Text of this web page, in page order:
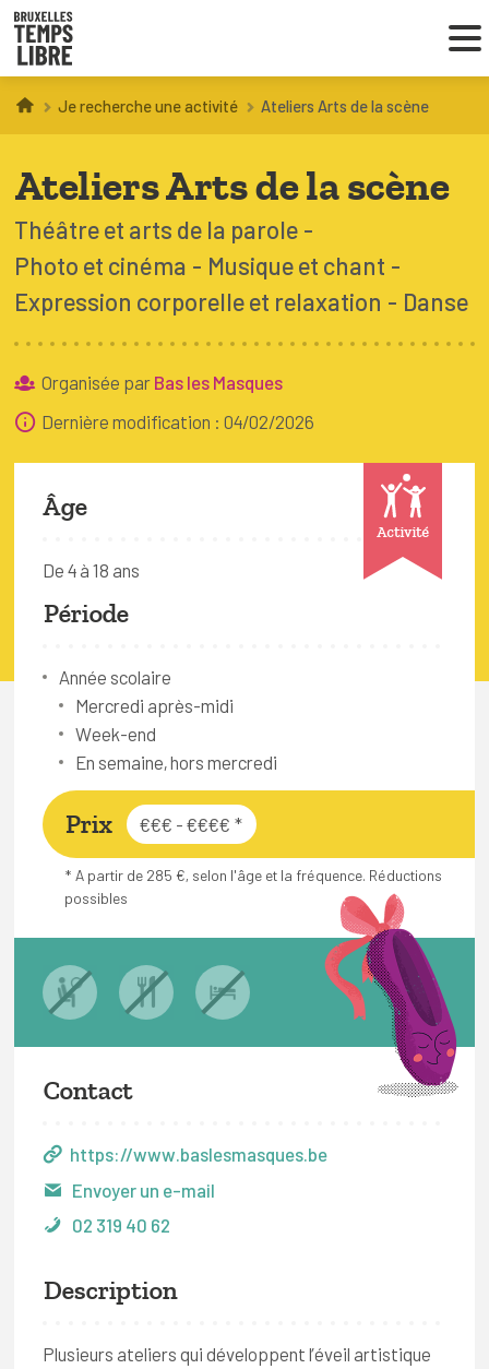
Infos parents
Droit au loisir
Coordinations ATL
Je recherche une activité Ateliers Arts de la scène
Ateliers Arts de la scène
Théâtre et arts de la parole
Photo et cinéma
Musique et chant
Expression corporelle et relaxation
Danse
Organisée par Bas les Masques
Dernière modification : 04/02/2026
Activité
Âge
De 4 à 18 ans
Période
Année scolaire
Mercredi après-midi
Week-end
En semaine, hors mercredi
Prix €€€ - €€€€ *
* A partir de 285 €, selon l'âge et la fréquence. Réductions
possibles
Contact
https://www.baslesmasques.be
Envoyer un e-mail
02 319 40 62
Description
Plusieurs ateliers qui développent l’éveil artistique